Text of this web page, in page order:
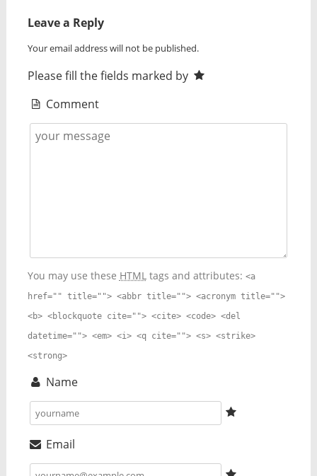
Leave a Reply
Your email address will not be published.
Please fill the fields marked by
Comment
You may use these HTMLtags and attributes: <a
href="" title=""> <abbr title=""> <acronym title="">
<b> <blockquote cite=""> <cite> <code> <del
datetime=""> <em> <i> <q cite=""> <s> <strike>
<strong>
Name
Email